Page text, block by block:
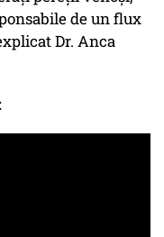
de un flux
Dr. Anca